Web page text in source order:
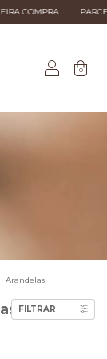
PARCELE EM
0
Arandelas
FILTRAR